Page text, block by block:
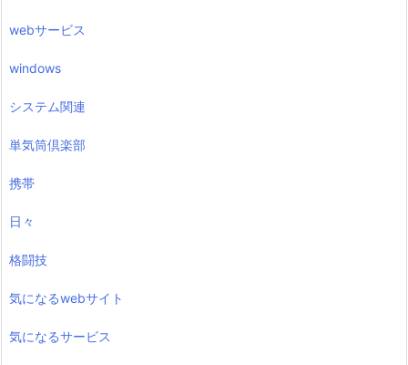
webサービス
windows
システム関連
単気筒倶楽部
携帯
日々
格闘技
気になるwebサイト
気になるサービス